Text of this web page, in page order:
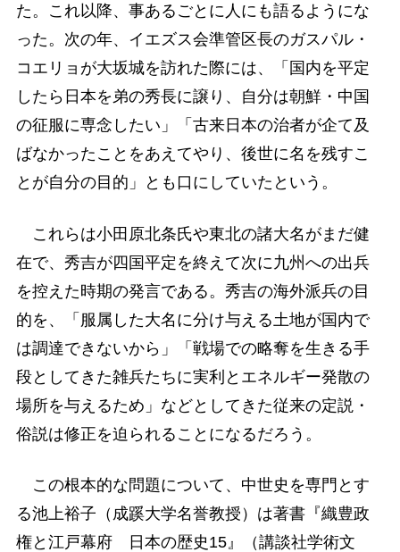
た。これ以降、事あるごとに人にも語るようにな
った。次の年、イエズス会準管区長のガスパル・
コエリョが大坂城を訪れた際には、「国内を平定
したら日本を弟の秀長に譲り、自分は朝鮮・中国
の征服に専念したい」「古来日本の治者が企て及
ばなかったことをあえてやり、後世に名を残すこ
とが自分の目的」とも口にしていたという。
これらは小田原北条氏や東北の諸大名がまだ健
在で、秀吉が四国平定を終えて次に九州への出兵
を控えた時期の発言である。秀吉の海外派兵の目
的を、「服属した大名に分け与える土地が国内で
は調達できないから」「戦場での略奪を生きる手
段としてきた雑兵たちに実利とエネルギー発散の
場所を与えるため」などとしてきた従来の定説・
俗説は修正を迫られることになるだろう。
この根本的な問題について、中世史を専門とす
る池上裕子（成蹊大学名誉教授）は著書『織豊政
権と江戸幕府 日本の歴史15』（講談社学術文